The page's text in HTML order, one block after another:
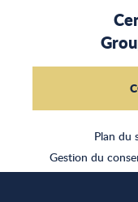
Plan du
Gestion du